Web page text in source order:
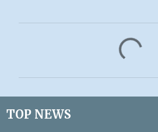
α
TOP NEWS